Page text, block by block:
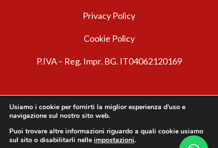
Privacy Policy
Cookie Policy
P.IVA – Reg. Impr. BG. IT04062120169
Innovea © 2026. Tutti i diritti riservati.
Usiamo i cookie per fornirti la miglior esperienza d'uso e
navigazione sul nostro sito web.
Puoi trovare altre informazioni riguardo a quali cookie usiamo
sul sito o disabilitarli nelle impostazioni.